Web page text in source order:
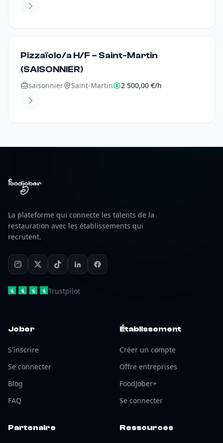
Pizzaïolo/a H/F – Saint-Martin
(SAISONNIER)
saisonnier Saint-Martin 2 500,00 €/h
La plateforme qui connecte les talents de la
restauration avec les établissements qui
recrutent.
Trustpilot
Jober
S'inscrire
Se connecter
Blog
FAQ
Établissement
Créer un compte
Offre entreprises
FoodJober+
Se connecter
Partenaire Ressources